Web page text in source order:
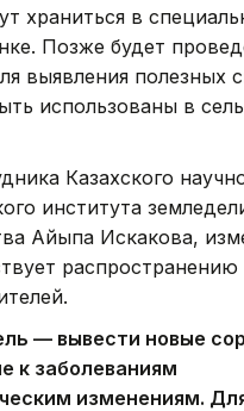
храниться в
Позже будет
выявления полезных
использованы в
Казахского
института
Айыпа Искакова,
— вывести новые
к заболеваниям
изменениям.